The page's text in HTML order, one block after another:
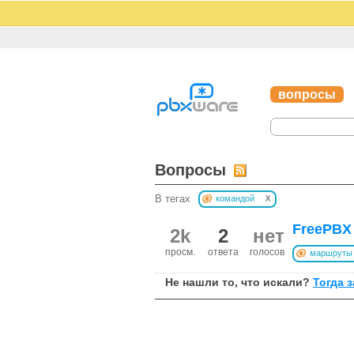
вопросы
Вопросы
В тегах командой x
нет
голосов
2
ответа
2k
просм. маршруты
Не нашли то, что искали? Тогда